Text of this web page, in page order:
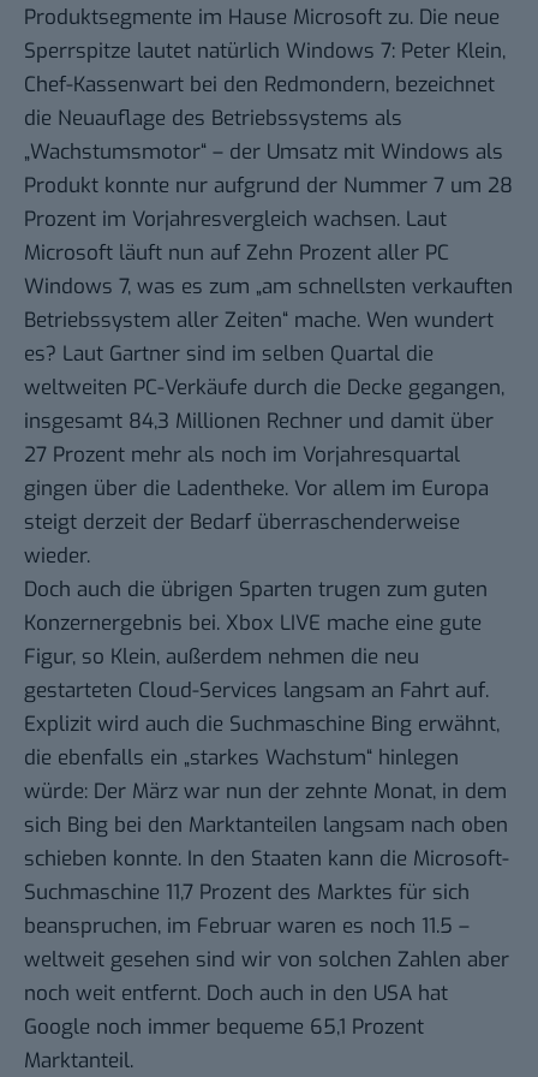
Produktsegmente im Hause Microsoft zu. Die neue
Sperrspitze lautet natürlich Windows 7: Peter Klein,
Chef-Kassenwart bei den Redmondern, bezeichnet
die Neuauflage des Betriebssystems als
„Wachstumsmotor“ – der Umsatz mit Windows als
Produkt konnte nur aufgrund der Nummer 7 um 28
Prozent im Vorjahresvergleich wachsen. Laut
Microsoft läuft nun auf Zehn Prozent aller PC
Windows 7, was es zum „am schnellsten verkauften
Betriebssystem aller Zeiten“ mache. Wen wundert
es? Laut Gartner sind im selben Quartal die
weltweiten PC-Verkäufe durch die Decke gegangen,
insgesamt 84,3 Millionen Rechner und damit über
27 Prozent mehr als noch im Vorjahresquartal
gingen über die Ladentheke. Vor allem im Europa
steigt derzeit der Bedarf überraschenderweise
wieder.
Doch auch die übrigen Sparten trugen zum guten
Konzernergebnis bei. Xbox LIVE mache eine gute
Figur, so Klein, außerdem nehmen die neu
gestarteten Cloud-Services langsam an Fahrt auf.
Explizit wird auch die Suchmaschine Bing erwähnt,
die ebenfalls ein „starkes Wachstum“ hinlegen
würde: Der März war nun der zehnte Monat, in dem
sich Bing bei den Marktanteilen langsam nach oben
schieben konnte. In den Staaten kann die Microsoft-
Suchmaschine 11,7 Prozent des Marktes für sich
beanspruchen, im Februar waren es noch 11.5 –
weltweit gesehen sind wir von solchen Zahlen aber
noch weit entfernt. Doch auch in den USA hat
Google noch immer bequeme 65,1 Prozent
Marktanteil.